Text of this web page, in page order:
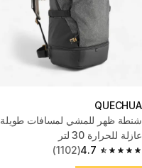
QUECHUA
شنطة ظهر للمشي لمسافات طويلة
عازلة للحرارة 30 لتر
4.7
4.7 out of 5 stars from 1102 reviews
(1102)